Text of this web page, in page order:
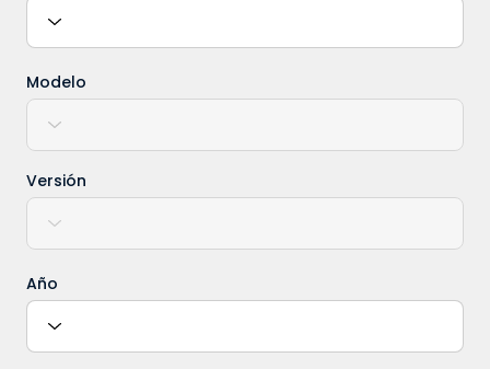
Modelo
Versión
Año